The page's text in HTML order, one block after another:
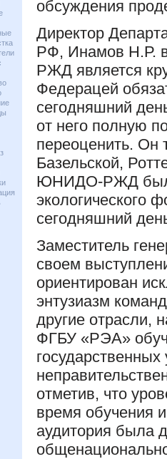
обсуждения
Директор
РФ, Инамов Н.Р. в
РЖД является
Федерацей
сегодняшний
от него полную
переоценить. Он
Базельской,
ЮНИДО-РЖД
экологического
сегодняшний
Заместитель
своем
ориентирован
энтузиазм
другие отрасли,
ФГБУ «РЭА»
отметив, что
время обучения
аудитория была